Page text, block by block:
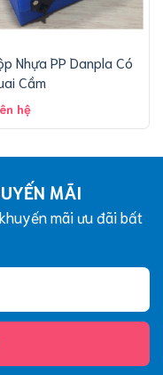
Nhựa PP Danpla Có
Cầm
hệ
MÃI
mãi ưu đãi bất